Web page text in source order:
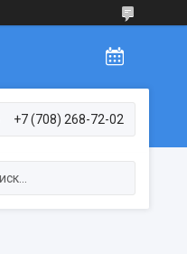
+7 (708) 268-72-02